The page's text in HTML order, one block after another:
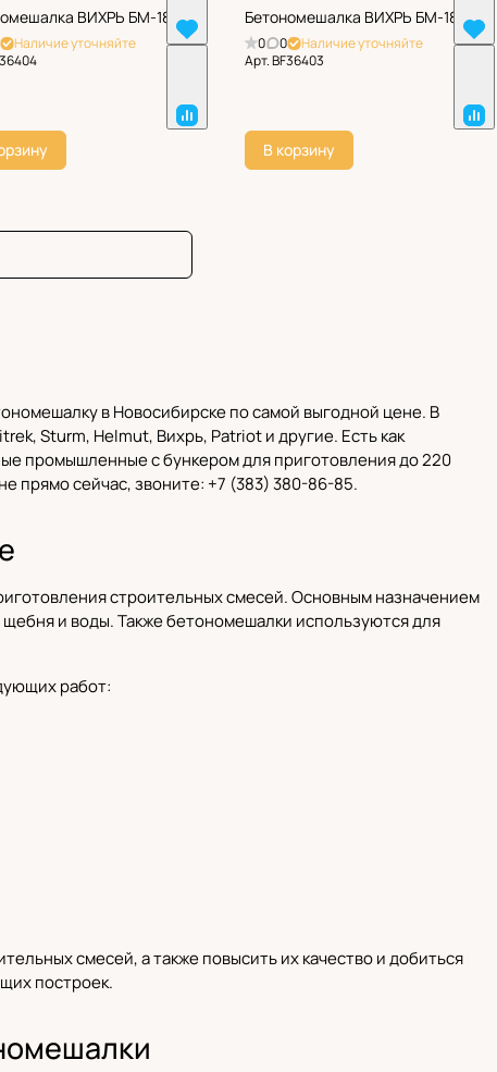
ВИХРЬ БМ-18АП
Наличие уточняйте
Бетономешалка ВИХРЬ БМ-180П
0 0
Наличие уточняйте
Арт.BF36403
В корзину
в Новосибирске по самой выгодной цене. В
Sturm, Helmut, Вихрь, Patriot и другие. Есть как
промышленные с бункером для приготовления до 220
прямо сейчас, звоните: +7 (383) 380-86-85.
строительных смесей. Основным назначением
и воды. Также бетономешалки используются для
работ:
смесей, а также повысить их качество и добиться
построек.